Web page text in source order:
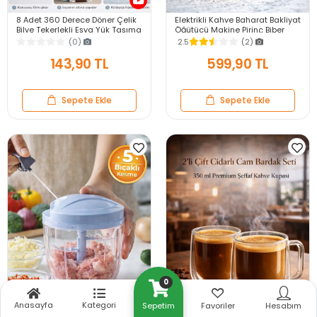
8 Adet 360 Derece Döner Çelik
Bilye Tekerlekli Eşya Yük Taşıma
Yapışkanlı Eşya Kaydırma
(0)
143,90 TL
Sepete Ekle
Elektrikli Kahve Baharat Bakliyat
Öğütücü Makine Pirinç Biber
Tahıl Öğütücü Değirmen Gıda
Öğütücü
2.5 (2)
599,90 TL
Sepete Ekle
0
Sepetim
Anasayfa Kategori Favoriler Hesabım